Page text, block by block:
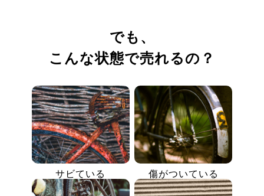
でも、
こんな状態で売れるの？
サビている 傷がついている